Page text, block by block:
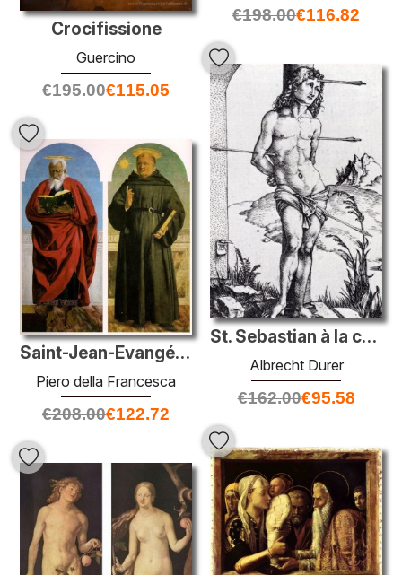
€198.00€116.82
Crocifissione
Guercino
€195.00€115.05
St. Sebastian à la colonne
Albrecht Durer
€162.00€95.58
Saint-Jean-Evangéliste et Saint-Nicolas de Tolentino
Piero della Francesca
€208.00€122.72